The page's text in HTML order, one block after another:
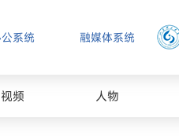
融媒体系统
系统
视频 人物